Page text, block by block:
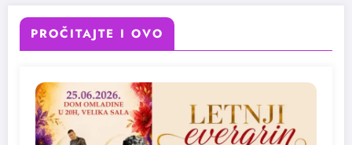
PROČITAJTE I OVO